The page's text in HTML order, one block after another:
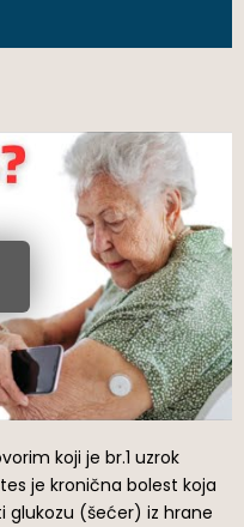
koji je br.1 uzrok
je kronična bolest koja
glukozu (šećer) iz hrane